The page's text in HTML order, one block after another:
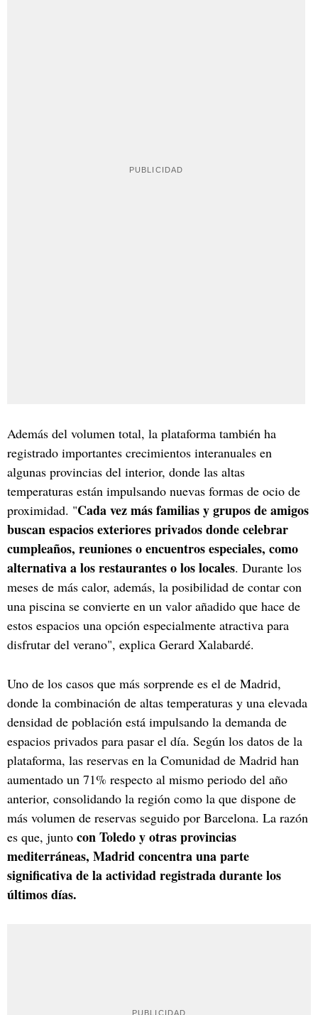
Además del volumen total, la plataforma también ha
registrado importantes crecimientos interanuales en
algunas provincias del interior, donde las altas
temperaturas están impulsando nuevas formas de ocio de
proximidad. "Cada vez más familias y grupos de amigos
buscan espacios exteriores privados donde celebrar
cumpleaños, reuniones o encuentros especiales, como
alternativa a los restaurantes o los locales. Durante los
meses de más calor, además, la posibilidad de contar con
una piscina se convierte en un valor añadido que hace de
estos espacios una opción especialmente atractiva para
disfrutar del verano", explica Gerard Xalabardé.
Uno de los casos que más sorprende es el de Madrid,
donde la combinación de altas temperaturas y una elevada
densidad de población está impulsando la demanda de
espacios privados para pasar el día. Según los datos de la
plataforma, las reservas en la Comunidad de Madrid han
aumentado un 71% respecto al mismo periodo del año
anterior, consolidando la región como la que dispone de
más volumen de reservas seguido por Barcelona. La razón
es que, junto con Toledo y otras provincias
mediterráneas, Madrid concentra una parte
significativa de la actividad registrada durante los
últimos días.